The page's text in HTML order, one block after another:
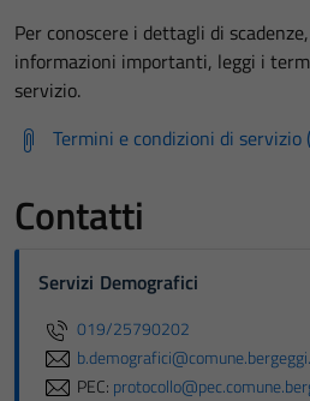
Per conoscere i dettagli di
informazioni importanti, leggi i
servizio.
Termini e condizioni di servizio
Contatti
Servizi Demografici
019/25790202
PEC: